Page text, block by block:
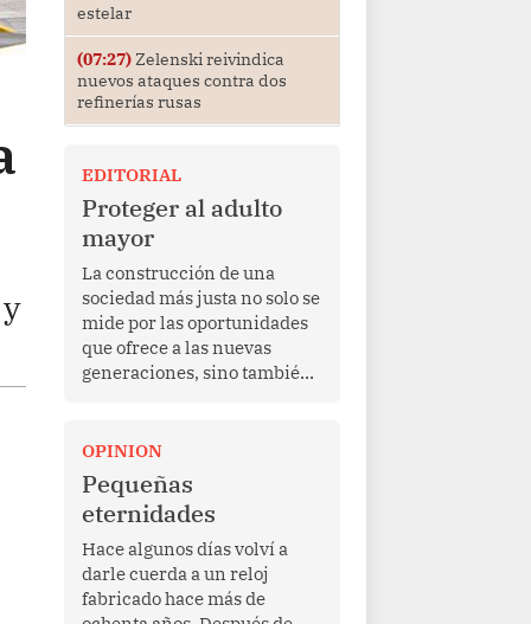
estelar
(07:27)Zelenski reivindica
nuevos ataques contra dos
refinerías rusas
EDITORIAL
Proteger al adulto
mayor
La construcción de una
sociedad más justa no solo se
mide por las oportunidades
que ofrece a las nuevas
generaciones, sino también
de una vida de esfuerzo y
trabajo, afrontan la vejez en
condiciones de
vulnerabilidad. El anuncio
formulado por la presidenta
de la república, Keiko
Fujimori, de incrementar de
OPINION
Pequeñas
eternidades
Hace algunos días volví a
darle cuerda a un reloj
fabricado hace más de